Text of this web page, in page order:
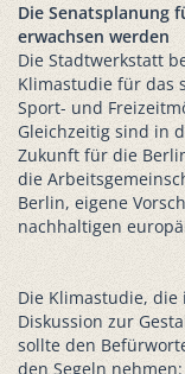
Die Senatsplanung
erwachsen werden
Die Stadtwerkstatt
Klimastudie für das
Sport- und
Gleichzeitig sind in
Zukunft für die
die
Berlin, eigene
nachhaltigen
Die Klimastudie,
Diskussion zur
sollte den
den Segeln